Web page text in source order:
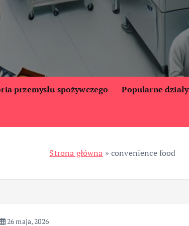
przemysłu spożywczego Popularne działy
Strona główna » convenience food
26 maja, 2026